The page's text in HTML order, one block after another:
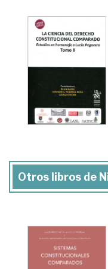
Otros libros de